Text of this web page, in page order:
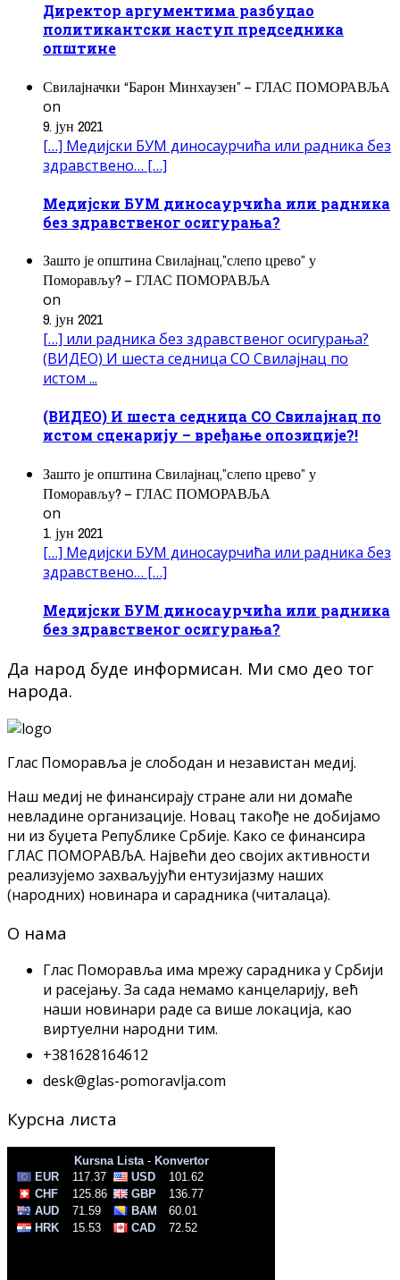
Директор аргументима разбуцао
политикантски наступ председника
општине
Свилајначки “Барон Минхаузен” – ГЛАС ПОМОРАВЉА
on
9. јун 2021
[…] Медијски БУМ диносаурчића или радника без
здравствено… […]
Медијски БУМ диносаурчића или радника
без здравственог осигурања?
Зашто је општина Свилајнац,”слепо црево” у
Поморављу? – ГЛАС ПОМОРАВЉА
on
9. јун 2021
[…] или радника без здравственог осигурања?
(ВИДЕО) И шеста седница СО Свилајнац по
истом ...
(ВИДЕО) И шеста седница СО Свилајнац по
истом сценарију – вређање опозиције?!
Зашто је општина Свилајнац,”слепо црево” у
Поморављу? – ГЛАС ПОМОРАВЉА
on
1. јун 2021
[…] Медијски БУМ диносаурчића или радника без
здравствено… […]
Медијски БУМ диносаурчића или радника
без здравственог осигурања?
Да народ буде информисан. Ми смо део тог
народа.
Глас Поморавља је слободан и независтан медиј.
Наш медиј не финансирају стране али ни домаће
невладине организације. Новац такође не добијамо
ни из буџета Републике Србије. Како се финансира
ГЛАС ПОМОРАВЉА. Највећи део својих активности
реализујемо захваљујући ентузијазму наших
(народних) новинара и сарадника (читалаца).
О нама
Глас Поморавља има мрежу сарадника у Србији
и расејању. За сада немамо канцеларију, већ
наши новинари раде са више локација, као
виртуeлни народни тим.
+381628164612
desk@glas-pomoravlja.com
Курсна листа